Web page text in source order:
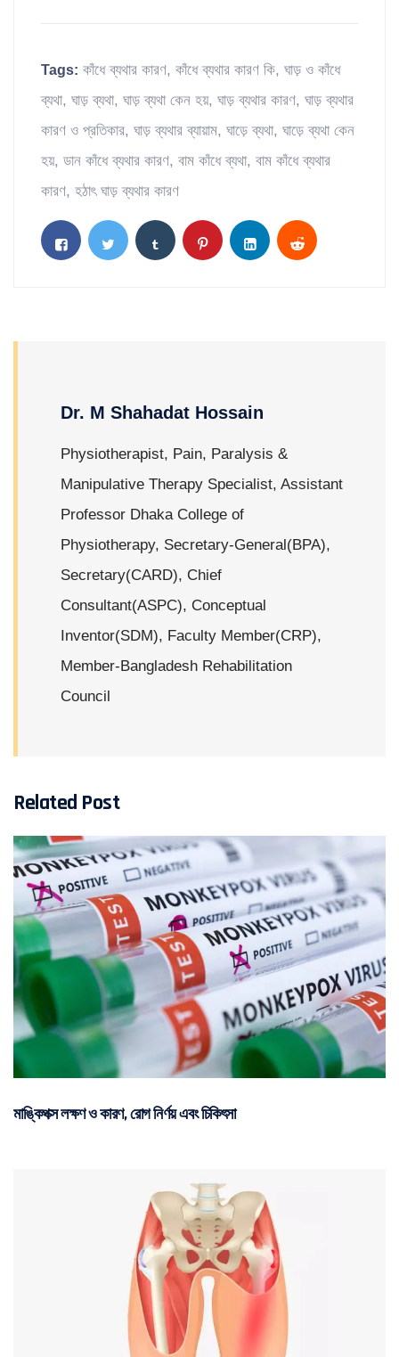
Tags: কাঁধে ব্যথার কারণ, কাঁধে ব্যথার কারণ কি, ঘাড় ও কাঁধে
ব্যথা, ঘাড় ব্যথা, ঘাড় ব্যথা কেন হয়, ঘাড় ব্যথার কারণ, ঘাড় ব্যথার
কারণ ও প্রতিকার, ঘাড় ব্যথার ব্যায়াম, ঘাড়ে ব্যথা, ঘাড়ে ব্যথা কেন
হয়, ডান কাঁধে ব্যথার কারণ, বাম কাঁধে ব্যথা, বাম কাঁধে ব্যথার
কারণ, হঠাৎ ঘাড় ব্যথার কারণ
Dr. M Shahadat Hossain
Physiotherapist, Pain, Paralysis &
Manipulative Therapy Specialist, Assistant
Professor Dhaka College of
Physiotherapy, Secretary-General(BPA),
Secretary(CARD), Chief
Consultant(ASPC), Conceptual
Inventor(SDM), Faculty Member(CRP),
Member-Bangladesh Rehabilitation
Council
Related Post
মাঙ্কিপক্স লক্ষণ ও কারণ, রোগ নির্ণয় এবং চিকিৎসা